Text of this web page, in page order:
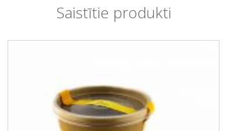
Saistītie produkti